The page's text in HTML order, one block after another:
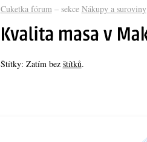
Cuketka fórum– sekce Nákupy a suroviny
Štítky: Zatím bez štítků.